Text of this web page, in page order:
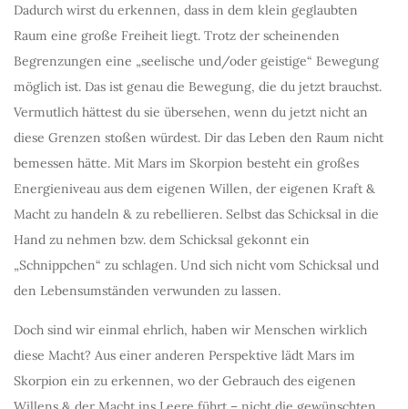
Dadurch wirst du erkennen, dass in dem klein geglaubten
Raum eine große Freiheit liegt. Trotz der scheinenden
Begrenzungen eine „seelische und/oder geistige“ Bewegung
möglich ist. Das ist genau die Bewegung, die du jetzt brauchst.
Vermutlich hättest du sie übersehen, wenn du jetzt nicht an
diese Grenzen stoßen würdest. Dir das Leben den Raum nicht
bemessen hätte. Mit Mars im Skorpion besteht ein großes
Energieniveau aus dem eigenen Willen, der eigenen Kraft &
Macht zu handeln & zu rebellieren. Selbst das Schicksal in die
Hand zu nehmen bzw. dem Schicksal gekonnt ein
„Schnippchen“ zu schlagen. Und sich nicht vom Schicksal und
den Lebensumständen verwunden zu lassen.
Doch sind wir einmal ehrlich, haben wir Menschen wirklich
diese Macht? Aus einer anderen Perspektive lädt Mars im
Skorpion ein zu erkennen, wo der Gebrauch des eigenen